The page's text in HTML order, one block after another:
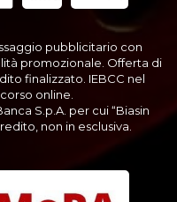
pubblicitario con
promozionale. Offerta di
finalizzato. IEBCC nel
online.
S.p.A. per cui “Biasin
non in esclusiva.